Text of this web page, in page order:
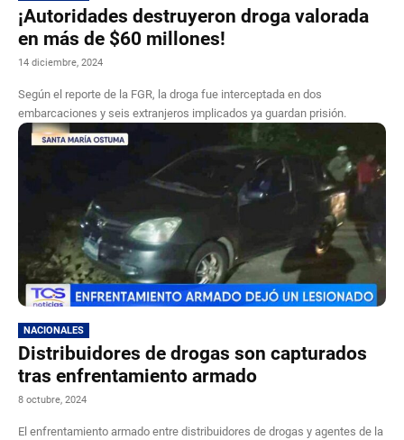
¡Autoridades destruyeron droga valorada
en más de $60 millones!
14 diciembre, 2024
Según el reporte de la FGR, la droga fue interceptada en dos
embarcaciones y seis extranjeros implicados ya guardan prisión.
NACIONALES
Distribuidores de drogas son capturados
tras enfrentamiento armado
8 octubre, 2024
El enfrentamiento armado entre distribuidores de drogas y agentes de la